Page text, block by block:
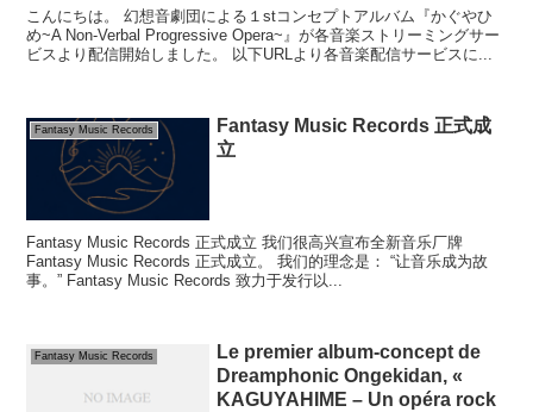
こんにちは。 幻想音劇団による１stコンセプトアルバム『かぐやひ
め~A Non-Verbal Progressive Opera~』が各音楽ストリーミングサー
ビスより配信開始しました。 以下URLより各音楽配信サービスに...
Fantasy Music Records
Fantasy Music Records 正式成
立
Fantasy Music Records 正式成立 我们很高兴宣布全新音乐厂牌
Fantasy Music Records 正式成立。 我们的理念是： “让音乐成为故
事。” Fantasy Music Records 致力于发行以...
Fantasy Music Records
Le premier album-concept de
Dreamphonic Ongekidan, «
KAGUYAHIME – Un opéra rock